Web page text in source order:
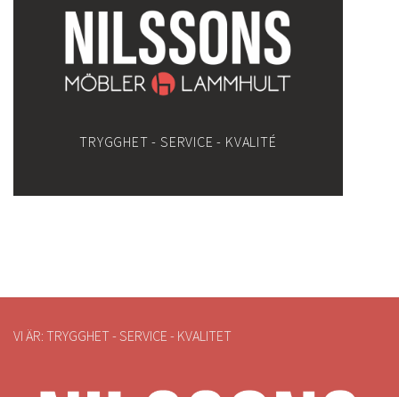
TRYGGHET - SERVICE - KVALITÉ
VI ÄR: TRYGGHET - SERVICE - KVALITET